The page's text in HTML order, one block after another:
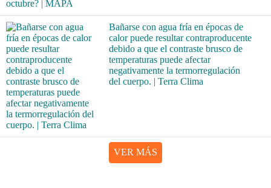
Bañarse con agua fría en épocas de
calor puede resultar contraproducente
debido a que el contraste brusco de
temperaturas puede afectar
negativamente la termorregulación
del cuerpo. | Terra Clima
VER MÁS